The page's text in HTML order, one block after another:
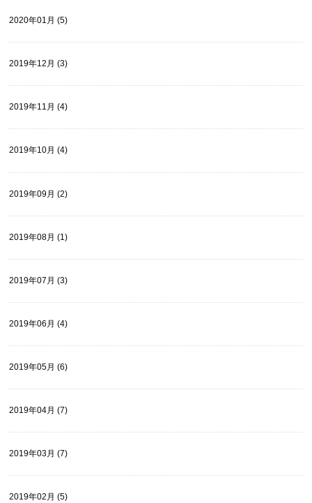
2020年01月 (5)
2019年12月 (3)
2019年11月 (4)
2019年10月 (4)
2019年09月 (2)
2019年08月 (1)
2019年07月 (3)
2019年06月 (4)
2019年05月 (6)
2019年04月 (7)
2019年03月 (7)
2019年02月 (5)